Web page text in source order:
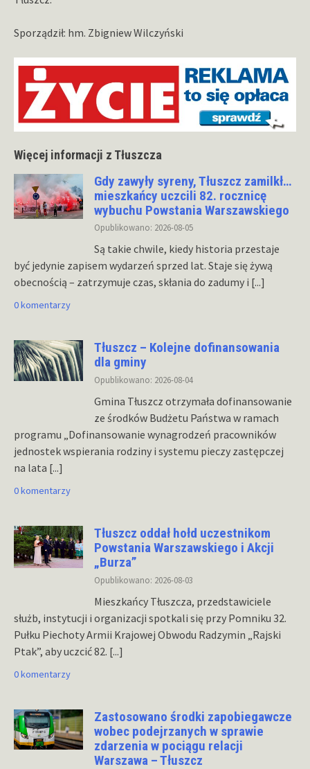
Sporządził: hm. Zbigniew Wilczyński
Więcej informacji z Tłuszcza
Gdy zawyły syreny, Tłuszcz zamilkł…
mieszkańcy uczcili 82. rocznicę
wybuchu Powstania Warszawskiego
Opublikowano: 2026-08-05
Są takie chwile, kiedy historia przestaje
być jedynie zapisem wydarzeń sprzed lat. Staje się żywą
obecnością – zatrzymuje czas, skłania do zadumy i [...]
0 komentarzy
Tłuszcz – Kolejne dofinansowania
dla gminy
Opublikowano: 2026-08-04
Gmina Tłuszcz otrzymała dofinansowanie
ze środków Budżetu Państwa w ramach
programu „Dofinansowanie wynagrodzeń pracowników
jednostek wspierania rodziny i systemu pieczy zastępczej
na lata [...]
0 komentarzy
Tłuszcz oddał hołd uczestnikom
Powstania Warszawskiego i Akcji
„Burza”
Opublikowano: 2026-08-03
Mieszkańcy Tłuszcza, przedstawiciele
służb, instytucji i organizacji spotkali się przy Pomniku 32.
Pułku Piechoty Armii Krajowej Obwodu Radzymin „Rajski
Ptak”, aby uczcić 82. [...]
0 komentarzy
Zastosowano środki zapobiegawcze
wobec podejrzanych w sprawie
zdarzenia w pociągu relacji
Warszawa – Tłuszcz